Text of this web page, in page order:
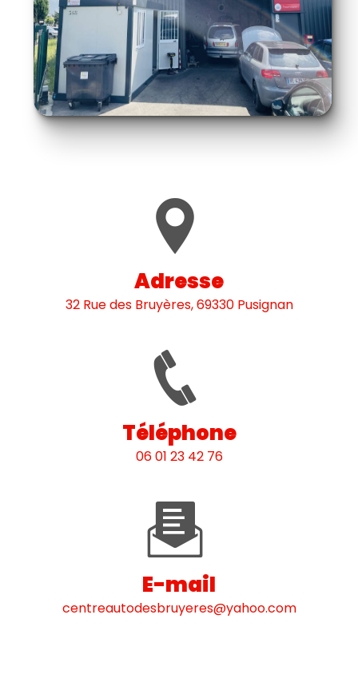
Adresse
32 Rue des Bruyères, 69330 Pusignan
Téléphone
06 01 23 42 76
E-mail
centreautodesbruyeres@yahoo.com